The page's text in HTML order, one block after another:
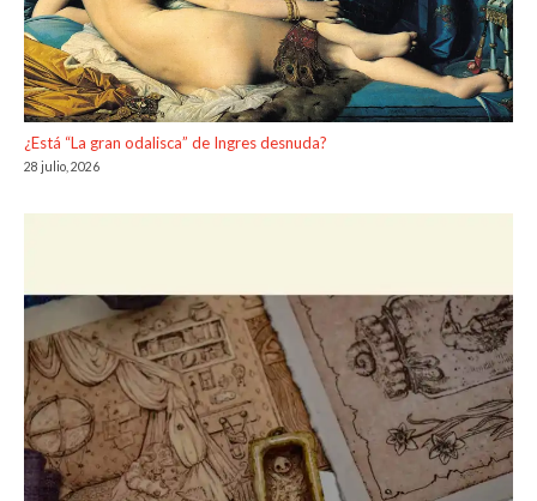
¿Está “La gran odalisca” de Ingres desnuda?
28 julio, 2026